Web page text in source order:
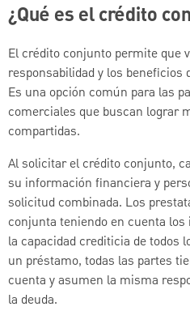
¿Qué es el crédito
El crédito conjunto permite que
responsabilidad y los beneficios
Es una opción común para las
comerciales que buscan lograr
compartidas.
Al solicitar el crédito conjunto,
su información financiera y
solicitud combinada. Los
conjunta teniendo en cuenta
la capacidad crediticia de todos
un préstamo, todas las partes
cuenta y asumen la misma
la deuda.